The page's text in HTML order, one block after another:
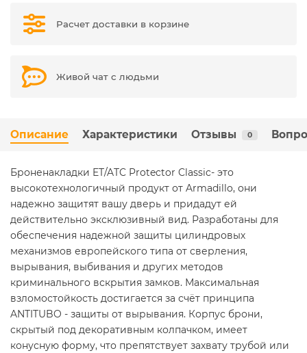
Расчет доставки в корзине
Живой чат с людьми
Описание Характеристики Отзывы 0
Броненакладки ET/ATC Protector Classic- это
высокотехнологичный продукт от Armadillo, они
надежно защитят вашу дверь и придадут ей
действительно эксклюзивный вид. Разработаны для
обеспечения надежной защиты цилиндровых
механизмов европейского типа от сверления,
вырывания, выбивания и других методов
криминального вскрытия замков. Максимальная
взломостойкость достигается за счёт принципа
ANTITUBO - защиты от вырывания. Корпус брони,
скрытый под декоративным колпачком, имеет
конусную форму, что препятствует захвату трубой или